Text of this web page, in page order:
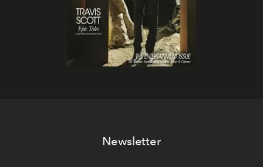
Newsletter